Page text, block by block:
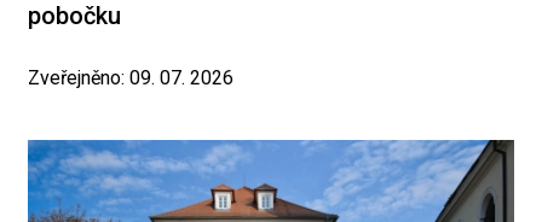
pobočku
Zveřejněno: 09. 07. 2026